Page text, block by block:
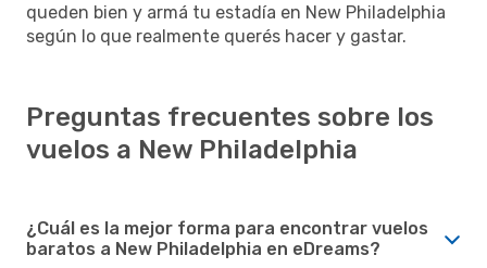
queden bien y armá tu estadía en New Philadelphia
según lo que realmente querés hacer y gastar.
Preguntas frecuentes sobre los
vuelos a New Philadelphia
¿Cuál es la mejor forma para encontrar vuelos
baratos a New Philadelphia en eDreams?